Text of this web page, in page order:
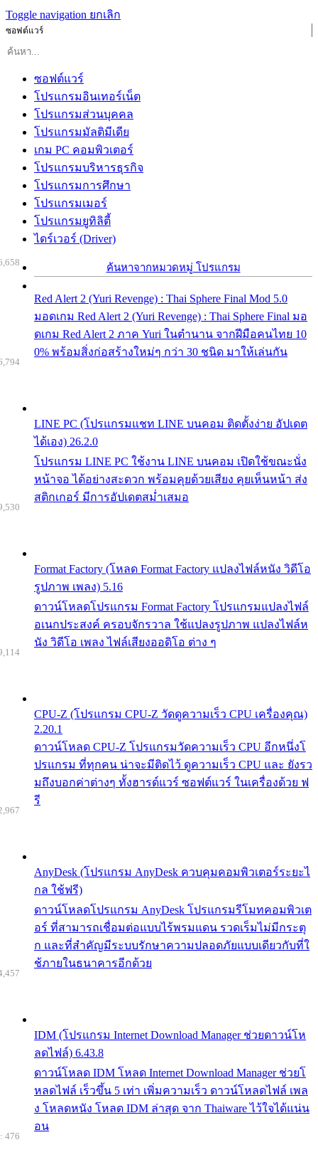
Toggle navigation ยกเลิก
ซอฟต์แวร์
ซอฟต์แวร์
โปรแกรมอินเทอร์เน็ต
โปรแกรมส่วนบุคคล
โปรแกรมมัลติมีเดีย
เกม PC คอมพิวเตอร์
โปรแกรมบริหารธุรกิจ
โปรแกรมการศึกษา
โปรแกรมเมอร์
โปรแกรมยูทิลิตี้
ไดร์เวอร์ (Driver)
ค้นหาจากหมวดหมู่ โปรแกรม
Red Alert 2 (Yuri Revenge) : Thai Sphere Final Mod 5.0
มอดเกม Red Alert 2 (Yuri Revenge) : Thai Sphere Final มอ
ดเกม Red Alert 2 ภาค Yuri ในตำนาน จากฝีมือคนไทย 10
0% พร้อมสิ่งก่อสร้างใหม่ๆ กว่า 30 ชนิด มาให้เล่นกัน
LINE PC (โปรแกรมแชท LINE บนคอม ติดตั้งง่าย อัปเดต
ได้เอง) 26.2.0
โปรแกรม LINE PC ใช้งาน LINE บนคอม เปิดใช้ขณะนั่ง
หน้าจอ ได้อย่างสะดวก พร้อมคุยด้วยเสียง คุยเห็นหน้า ส่ง
สติกเกอร์ มีการอัปเดตสม่ำเสมอ
Format Factory (โหลด Format Factory แปลงไฟล์หนัง วิดีโอ
รูปภาพ เพลง) 5.16
ดาวน์โหลดโปรแกรม Format Factory โปรแกรมแปลงไฟล์
อเนกประสงค์ ครอบจักรวาล ใช้แปลงรูปภาพ แปลงไฟล์ห
นัง วิดีโอ เพลง ไฟล์เสียงออดิโอ ต่าง ๆ
CPU-Z (โปรแกรม CPU-Z วัดดูความเร็ว CPU เครื่องคุณ)
2.20.1
ดาวน์โหลด CPU-Z โปรแกรมวัดความเร็ว CPU อีกหนึ่งโ
ปรแกรม ที่ทุกคน น่าจะมีติดไว้ ดูความเร็ว CPU และ ยังรว
มถึงบอกค่าต่างๆ ทั้งฮารด์แวร์ ซอฟต์แวร์ ในเครื่องด้วย ฟ
รี
AnyDesk (โปรแกรม AnyDesk ควบคุมคอมพิวเตอร์ระยะไ
กล ใช้ฟรี)
ดาวน์โหลดโปรแกรม AnyDesk โปรแกรมรีโมทคอมพิวเต
อร์ ที่สามารถเชื่อมต่อแบบไร้พรมแดน รวดเร็มไม่มีกระตุ
ก และที่สำคัญมีระบบรักษาความปลอดภัยแบบเดียวกับที่ใ
ช้ภายในธนาคารอีกด้วย
IDM (โปรแกรม Internet Download Manager ช่วยดาวน์โห
ลดไฟล์) 6.43.8
ดาวน์โหลด IDM โหลด Internet Download Manager ช่วยโ
หลดไฟล์ เร็วขึ้น 5 เท่า เพิ่มความเร็ว ดาวน์โหลดไฟล์ เพล
ง โหลดหนัง โหลด IDM ล่าสุด จาก Thaiware ไว้ใจได้แน่น
อน
476